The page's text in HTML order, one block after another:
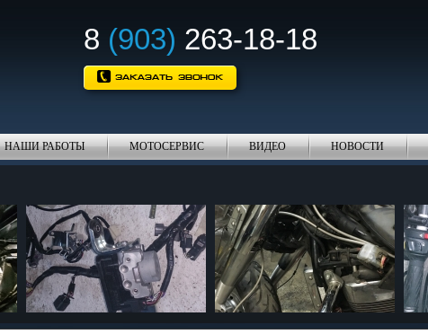
8 (903) 263-18-18
НАШИ РАБОТЫ МОТОСЕРВИС ВИДЕО НОВОСТИ